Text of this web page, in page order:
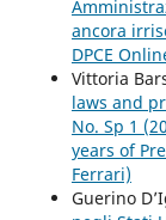
ancora
DPCE
Vittoria
laws and
No. Sp 1
years of
Ferrari)
Guerino